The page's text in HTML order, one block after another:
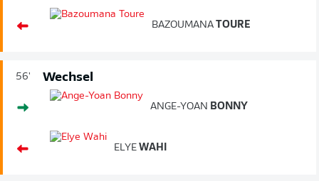
BAZOUMANA TOURE
56' Wechsel
ANGE-YOAN BONNY
ELYE WAHI